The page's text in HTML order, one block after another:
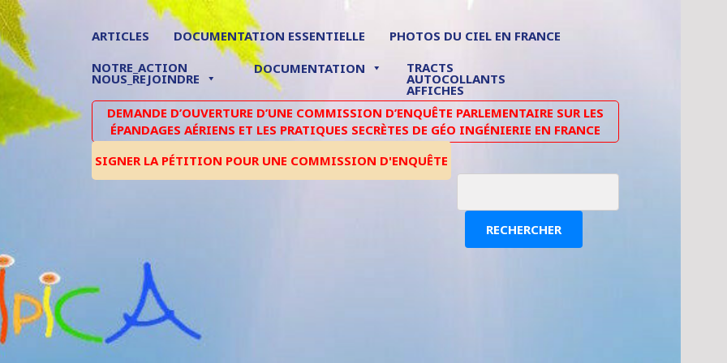
ARTICLES DOCUMENTATION ESSENTIELLE
PHOTOS DU CIEL EN FRANCE
NOTRE_ACTION
NOUS_REJOINDRE
DOCUMENTATION TRACTS
AUTOCOLLANTS
AFFICHES
DEMANDE D’OUVERTURE D’UNE COMMISSION D’ENQUÊTE PARLEMENTAIRE SUR LES
ÉPANDAGES AÉRIENS ET LES PRATIQUES SECRÈTES DE GÉO INGÉNIERIE EN FRANCE
SIGNER LA PÉTITION POUR UNE COMMISSION D'ENQUÊTE
RECHERCHER